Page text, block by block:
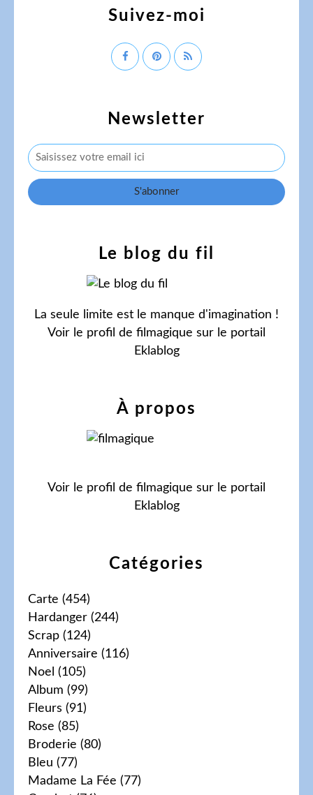
Newsletter
Catégories
Carte (454)
Hardanger (244)
Scrap (124)
Anniversaire (116)
Noel (105)
Album (99)
Fleurs (91)
Rose (85)
Broderie (80)
Bleu (77)
Madame La Fée (77)
Le blog du fil
La seule limite est le manque d'imagination !
Voir le profil de filmagique sur le portail
Eklablog
Suivez-moi
À propos
Voir le profil de filmagique sur le portail
Eklablog